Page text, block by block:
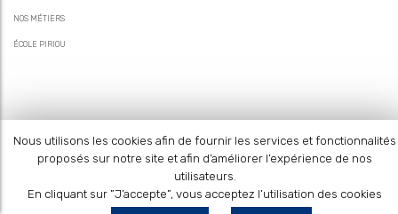
NOS MÉTIERS
ÉCOLE PIRIOU
MENTIONS LÉGALES
Nous utilisons les cookies afin de fournir les services et fonctionnalités
proposés sur notre site et afin d’améliorer l’expérience de nos
utilisateurs.
En cliquant sur ”J’accepte”, vous acceptez l’utilisation des cookies